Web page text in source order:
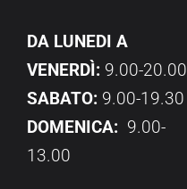
DA LUNEDI A
VENERDÌ: 9.00-20.00
SABATO: 9.00-19.30
DOMENICA: 9.00-
13.00